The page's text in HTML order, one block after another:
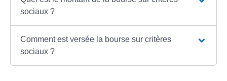
sociaux ?
Comment est versée la bourse sur critères
sociaux ?